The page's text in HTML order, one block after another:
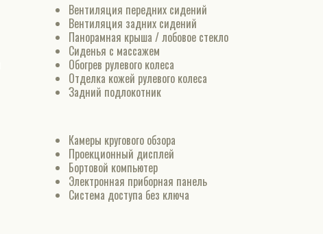
Вентиляция передних сидений
Вентиляция задних сидений
Панорамная крыша / лобовое стекло
Сиденья с массажем
Обогрев рулевого колеса
Отделка кожей рулевого колеса
Задний подлокотник
Камеры кругового обзора
Проекционный дисплей
Бортовой компьютер
Электронная приборная панель
Система доступа без ключа